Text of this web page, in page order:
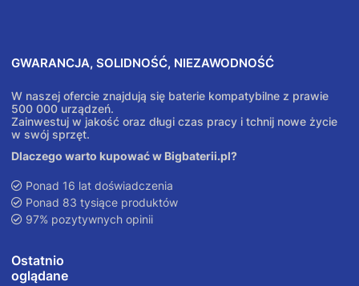
GWARANCJA, SOLIDNOŚĆ, NIEZAWODNOŚĆ
W naszej ofercie znajdują się baterie kompatybilne z prawie
500 000 urządzeń.
Zainwestuj w jakość oraz długi czas pracy i tchnij nowe życie
w swój sprzęt.
Dlaczego warto kupować w Bigbaterii.pl?
Ponad 16 lat doświadczenia
Ponad 83 tysiące produktów
97% pozytywnych opinii
Ostatnio
oglądane